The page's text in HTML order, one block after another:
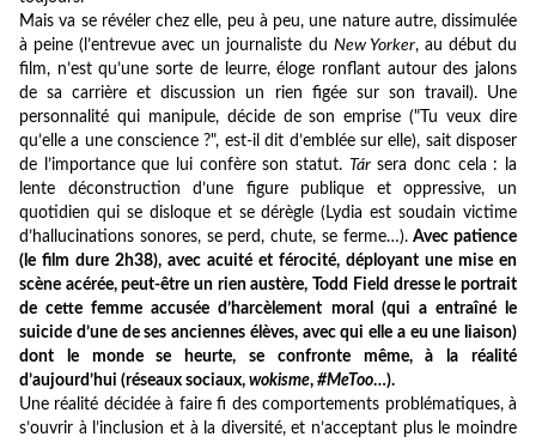
Mais va se révéler chez elle, peu à peu, une nature autre, dissimulée
à peine (l’entrevue avec un journaliste du New Yorker, au début du
film, n’est qu’une sorte de leurre, éloge ronflant autour des jalons
de sa carrière et discussion un rien figée sur son travail). Une
personnalité qui manipule, décide de son emprise ("Tu veux dire
qu’elle a une conscience ?", est-il dit d’emblée sur elle), sait disposer
de l’importance que lui confère son statut. Társera donc cela : la
lente déconstruction d’une figure publique et oppressive, un
quotidien qui se disloque et se dérègle (Lydia est soudain victime
d’hallucinations sonores, se perd, chute, se ferme…).Avec patience
(le film dure 2h38), avec acuité et férocité, déployant une mise en
scène acérée, peut-être un rien austère, Todd Field dresse le portrait
de cette femme accusée d’harcèlement moral (qui a entraîné le
suicide d’une de ses anciennes élèves, avec qui elle a eu une liaison)
dont le monde se heurte, se confronte même, à la réalité
d’aujourd’hui (réseaux sociaux, wokisme, #MeToo…).
Une réalité décidée à faire fi des comportements problématiques, à
s’ouvrir à l’inclusion et à la diversité, et n’acceptant plus le moindre